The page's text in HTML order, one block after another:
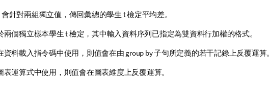
會針對兩組獨立值，傳回彙總的學生 t 檢定平均差。
兩個獨立樣本學生 t 檢定，其中輸入資料序列已指定為雙資料行加權的格式。
資料載入指令碼中使用，則值會在由 group by 子句所定義的若干記錄上反覆運算。
表運算式中使用，則值會在圖表維度上反覆運算。